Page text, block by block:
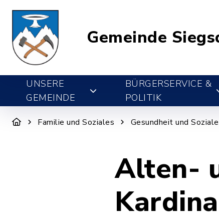
Gemeinde
UNSERE
GEMEINDE
BÜRGERSERVICE &
POLITIK
Familie und Soziales Gesundheit und
Alten-